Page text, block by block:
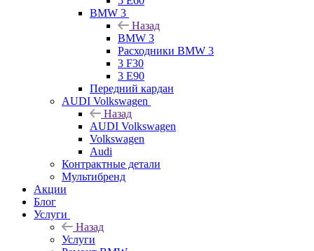
BMW 3
Назад
BMW 3
Расходники BMW 3
3 F30
3 E90
Передний кардан
AUDI Volkswagen
Назад
AUDI Volkswagen
Volkswagen
Audi
Контрактные детали
Мультибренд
Акции
Блог
Услуги
Назад
Услуги